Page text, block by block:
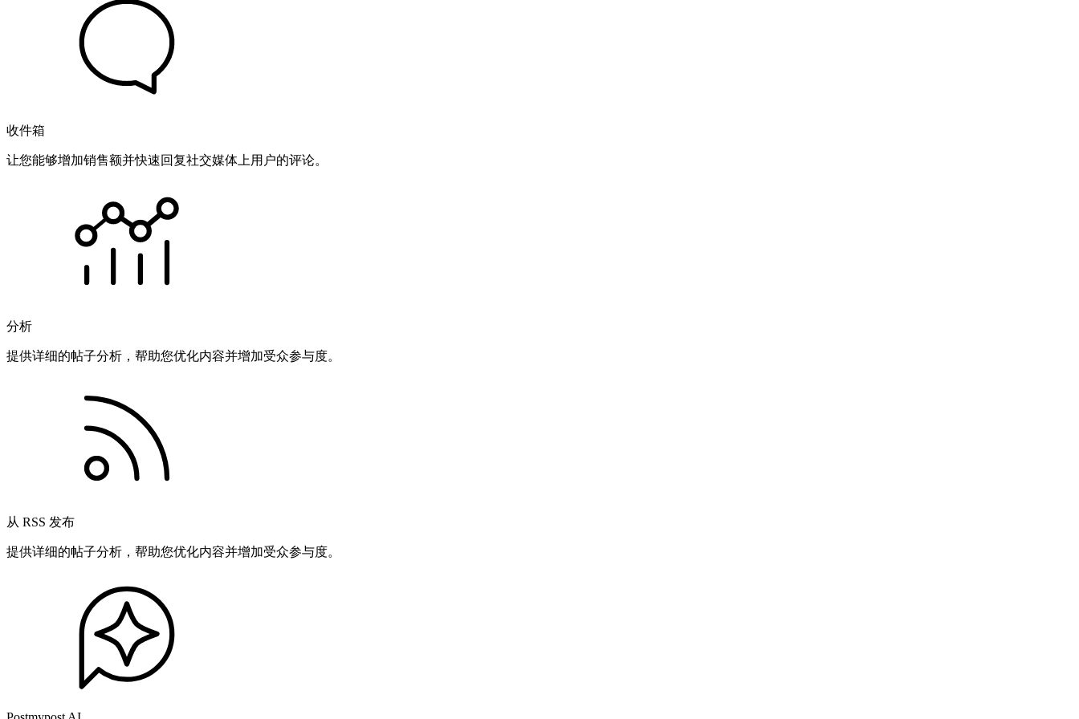
收件箱
让您能够增加销售额并快速回复社交媒体上用户的评论。
分析
提供详细的帖子分析，帮助您优化内容并增加受众参与度。
从 RSS 发布
提供详细的帖子分析，帮助您优化内容并增加受众参与度。